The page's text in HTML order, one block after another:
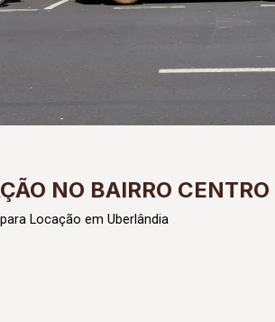
NO BAIRRO CENTRO
Locação em Uberlândia